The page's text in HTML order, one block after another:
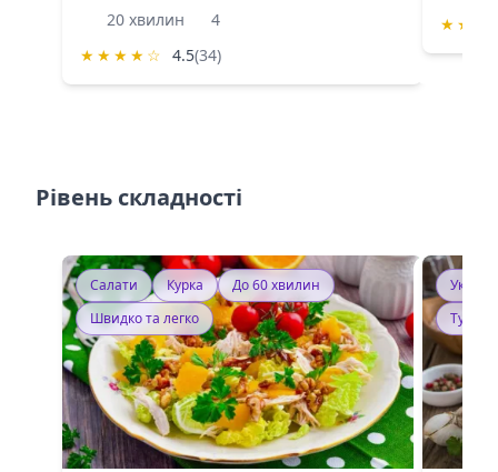
20 хвилин
4
★ ★ ★ ★ ☆ 4.5(34)
★ ★
Рівень складності
Салати Курка
До 60 хвилин
Швидко та легко